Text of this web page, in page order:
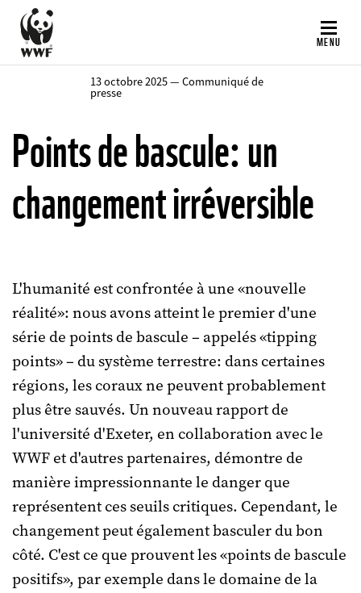
contenu
principal
MENU
13 octobre 2025 — Communiqué de
presse
Points de bascule: un
changement irréversible
L'humanité est confrontée à une «nouvelle
réalité»: nous avons atteint le premier d'une
série de points de bascule – appelés «tipping
points» – du système terrestre: dans certaines
régions, les coraux ne peuvent probablement
plus être sauvés. Un nouveau rapport de
l'université d'Exeter, en collaboration avec le
WWF et d'autres partenaires, démontre de
manière impressionnante le danger que
représentent ces seuils critiques. Cependant, le
changement peut également basculer du bon
côté. C'est ce que prouvent les «points de bascule
positifs», par exemple dans le domaine de la